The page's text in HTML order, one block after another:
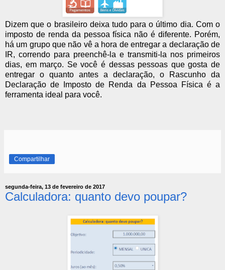
Dizem que o brasileiro deixa tudo para o último dia. Com o
imposto de renda da pessoa física não é diferente. Porém,
há um grupo que não vê a hora de entregar a declaração de
IR, correndo para preenchê-la e transmiti-la nos primeiros
dias, em março. Se você é dessas pessoas que gosta de
entregar o quanto antes a declaração, o Rascunho da
Declaração de Imposto de Renda da Pessoa Física é a
ferramenta ideal para você.
Compartilhar
segunda-feira, 13 de fevereiro de 2017
Calculadora: quanto devo poupar?